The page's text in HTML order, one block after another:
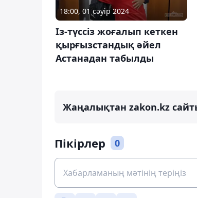
18:00, 01 сәуір 2024
Із-түссіз жоғалып кеткен
қырғызстандық әйел
Астанадан табылды
Жаңалықтан zakon.kz
Пікірлер 0